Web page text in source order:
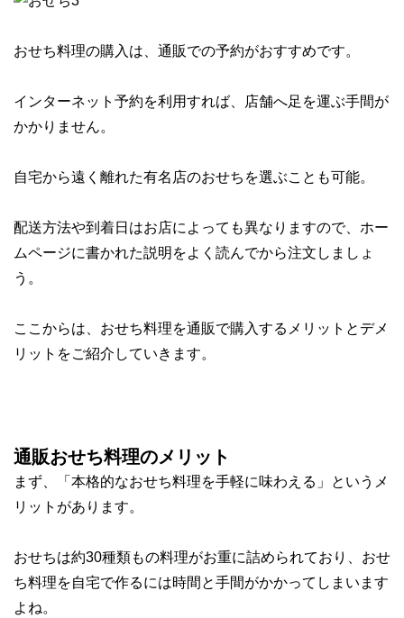
おせち料理の購入は、通販での予約がおすすめです。
インターネット予約を利用すれば、店舗へ足を運ぶ手間が
かかりません。
自宅から遠く離れた有名店のおせち を選ぶことも可能。
配送方法や到着日はお店によっても異なりますので、ホー
ムページに書かれた説明をよく読んでから注文しましょ
う。
ここからは、おせち料理を通販で購入するメリットとデメ
リットをご紹介していきます。
通販おせち料理のメリット
まず、 「本格的なおせち料理を手軽に味わえる」
というメ
リットがあります。
おせちは約30種類もの料理がお重に詰められており、おせ
ち料理を自宅で作るには時間と手間がかかってしまいます
よね。